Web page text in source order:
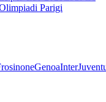
Parigi
GenoaInter